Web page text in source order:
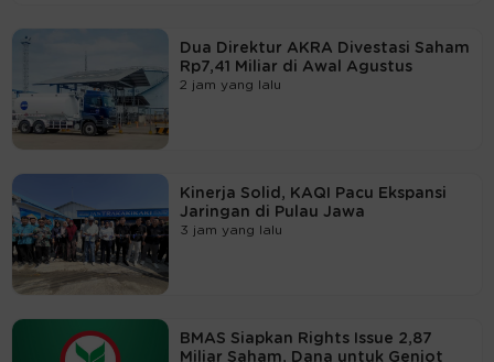
Dua Direktur AKRA Divestasi Saham
Rp7,41 Miliar di Awal Agustus
2 jam yang lalu
Kinerja Solid, KAQI Pacu Ekspansi
Jaringan di Pulau Jawa
3 jam yang lalu
BMAS Siapkan Rights Issue 2,87
Miliar Saham, Dana untuk Genjot